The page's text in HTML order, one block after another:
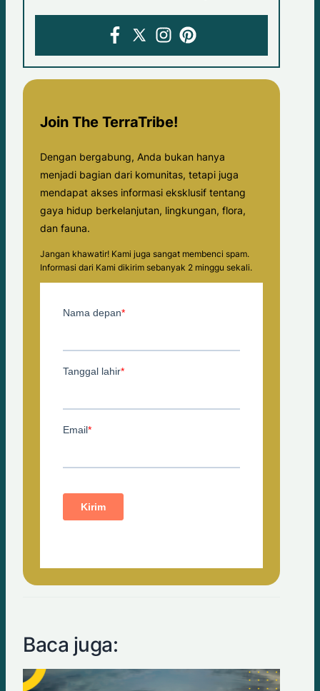
Join The TerraTribe!
Dengan bergabung, Anda bukan hanya
menjadi bagian dari komunitas, tetapi juga
mendapat akses informasi eksklusif tentang
gaya hidup berkelanjutan, lingkungan, flora,
dan fauna.
Jangan khawatir! Kami juga sangat membenci spam.
Informasi dari Kami dikirim sebanyak 2 minggu sekali.
Baca juga: